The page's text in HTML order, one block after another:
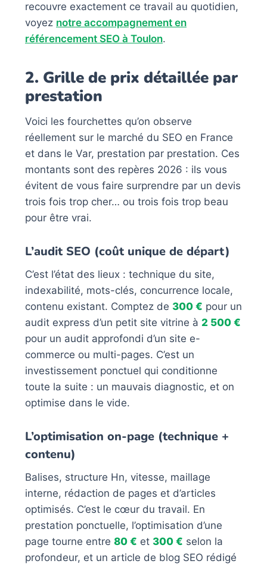
recouvre exactement ce travail au quotidien,
voyez notre accompagnement en
référencement SEO à Toulon.
2. Grille de prix détaillée par
prestation
Voici les fourchettes qu’on observe
réellement sur le marché du SEO en France
et dans le Var, prestation par prestation. Ces
montants sont des repères 2026 : ils vous
évitent de vous faire surprendre par un devis
trois fois trop cher… ou trois fois trop beau
pour être vrai.
L’audit SEO (coût unique de départ)
C’est l’état des lieux : technique du site,
indexabilité, mots-clés, concurrence locale,
contenu existant. Comptez de 300 € pour un
audit express d’un petit site vitrine à 2 500 €
pour un audit approfondi d’un site e-
commerce ou multi-pages. C’est un
investissement ponctuel qui conditionne
toute la suite : un mauvais diagnostic, et on
optimise dans le vide.
L’optimisation on-page (technique +
contenu)
Balises, structure Hn, vitesse, maillage
interne, rédaction de pages et d’articles
optimisés. C’est le cœur du travail. En
prestation ponctuelle, l’optimisation d’une
page tourne entre 80 € et 300 € selon la
profondeur, et un article de blog SEO rédigé